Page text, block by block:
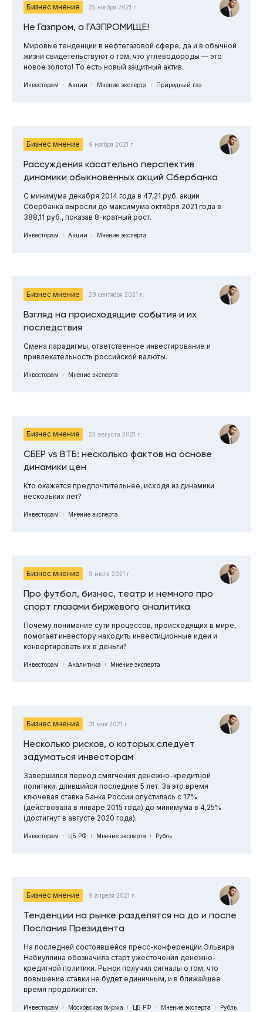
Бизнес мнение 25 ноября 2021 г.
Не Газпром, а ГАЗПРОМИЩЕ!
Мировые тенденции в нефтегазовой сфере, да и в обычной
жизни свидетельствуют о том, что углеводороды — это
новое золото! То есть новый защитный актив.
Инвесторам Акции Мнение эксперта Природный газ
Бизнес мнение 9 ноября 2021 г.
Рассуждения касательно перспектив
динамики обыкновенных акций Сбербанка
С минимума декабря 2014 года в 47,21 руб. акции
Сбербанка выросли до максимума октября 2021 года в
388,11 руб., показав 8-кратный рост.
Инвесторам Акции Мнение эксперта
Бизнес мнение 29 сентября 2021 г.
Взгляд на происходящие события и их
последствия
Смена парадигмы, ответственное инвестирование и
привлекательность российской валюты.
Инвесторам Мнение эксперта
Бизнес мнение 23 августа 2021 г.
СБЕР vs ВТБ: несколько фактов на основе
динамики цен
Кто окажется предпочтительнее, исходя из динамики
нескольких лет?
Инвесторам Мнение эксперта
Бизнес мнение 9 июля 2021 г.
Про футбол, бизнес, театр и немного про
спорт глазами биржевого аналитика
Почему понимание сути процессов, происходящих в мире,
помогает инвестору находить инвестиционные идеи и
конвертировать их в деньги?
Инвесторам Аналитика Мнение эксперта
Бизнес мнение 31 мая 2021 г.
Несколько рисков, о которых следует
задуматься инвесторам
Завершился период смягчения денежно-кредитной
политики, длившийся последние 5 лет. За это время
ключевая ставка Банка России опустилась с 17%
(действовала в январе 2015 года) до минимума в 4,25%
(достигнут в августе 2020 года).
Инвесторам ЦБ РФ Мнение эксперта Рубль
Бизнес мнение 9 апреля 2021 г.
Тенденции на рынке разделятся на до и после
Послания Президента
На последней состоявшейся пресс-конференции Эльвира
Набиуллина обозначила старт ужесточения денежно-
кредитной политики. Рынок получил сигналы о том, что
повышение ставки не будет единичным, и в ближайшее
время продолжится.
Инвесторам Московская биржа ЦБ РФ Мнение эксперта Рубль